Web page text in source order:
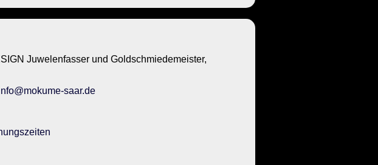
Juwelenfasser und Goldschmiedemeister,
saar.de